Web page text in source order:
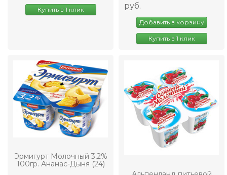
Купить в 1 клик
руб.
Добавить в корзину
Купить в 1 клик
Эрмигурт Молочный 3,2%
100гр. Ананас-Дыня (24)